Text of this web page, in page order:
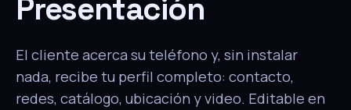
Presentación
El cliente acerca su teléfono y, sin instalar
nada, recibe tu perfil completo: contacto,
redes, catálogo, ubicación y video. Editable en